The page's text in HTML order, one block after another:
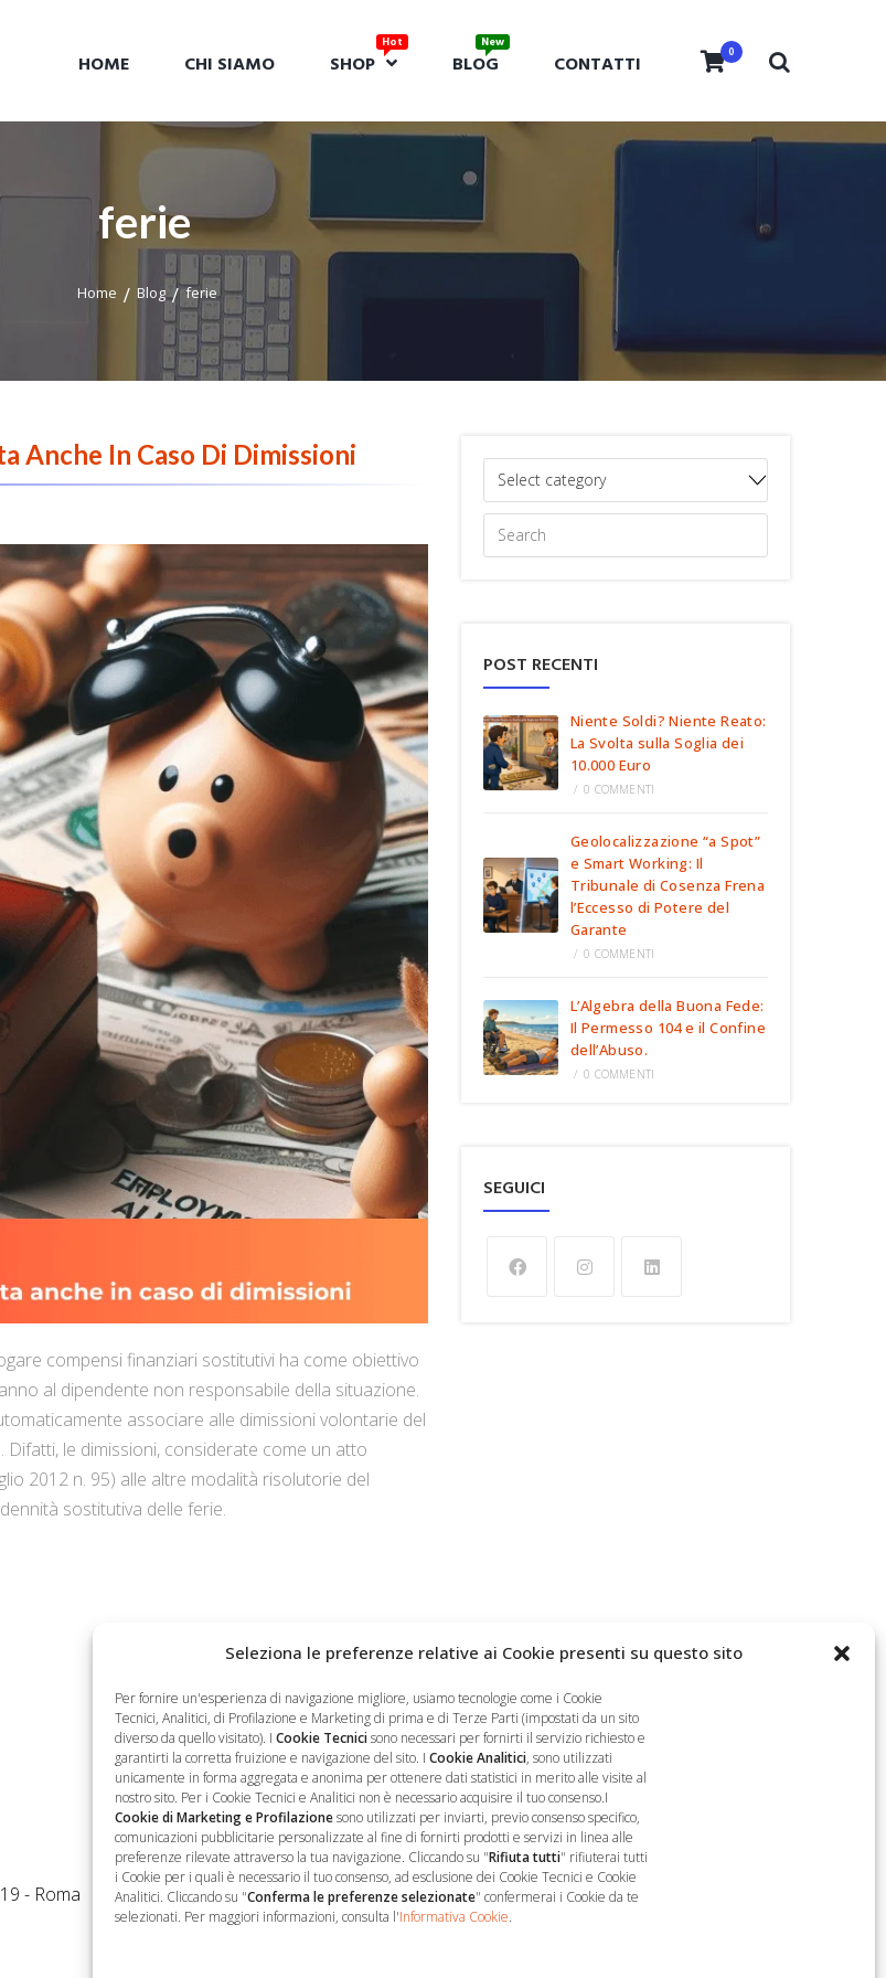
Seleziona le preferenze relative ai Cookie presenti su questo sito
Per fornire un'esperienza di navigazione migliore, usiamo tecnologie come i Cookie
Tecnici, Analitici, di Profilazione e Marketing di prima e di Terze Parti (impostati da un sito
diverso da quello visitato). I Cookie Tecnicisono necessari per fornirti il servizio richiesto e
garantirti la corretta fruizione e navigazione del sito. I Cookie Analitici, sono utilizzati
unicamente in forma aggregata e anonima per ottenere dati statistici in merito alle visite al
nostro sito. Per i Cookie Tecnici e Analitici non è necessario acquisire il tuo consenso.I
Cookie di Marketing e Profilazionesono utilizzati per inviarti, previo consenso specifico,
comunicazioni pubblicitarie personalizzate al fine di fornirti prodotti e servizi in linea alle
preferenze rilevate attraverso la tua navigazione. Cliccando su "Rifiuta tutti" rifiuterai tutti
i Cookie per i quali è necessario il tuo consenso, ad esclusione dei Cookie Tecnici e Cookie
Analitici. Cliccando su "Conferma le preferenze selezionate" confermerai i Cookie da te
selezionati. Per maggiori informazioni, consulta l'Informativa Cookie.
HOME CHI SIAMO SHOP BLOG CONTATTI 0
ferie
Home Blog ferie
Anche In Caso Di Dimissioni
compensi finanziari sostitutivi ha come obiettivo
al dipendente non responsabile della situazione.
associare alle dimissioni volontarie del
le dimissioni, considerate come un atto
2012 n. 95) alle altre modalità risolutorie del
sostitutiva delle ferie.
POST RECENTI
Niente Soldi? Niente Reato:
La Svolta sulla Soglia dei
10.000 Euro
/ 0 COMMENTI
Geolocalizzazione “a Spot”
e Smart Working: Il
Tribunale di Cosenza Frena
l’Eccesso di Potere del
Garante
/ 0 COMMENTI
L’Algebra della Buona Fede:
Il Permesso 104 e il Confine
dell’Abuso.
/ 0 COMMENTI
SEGUICI
- Roma
Newsletter
Per non perdere nemmeno
un'opportunità, iscriviti.
Seguici